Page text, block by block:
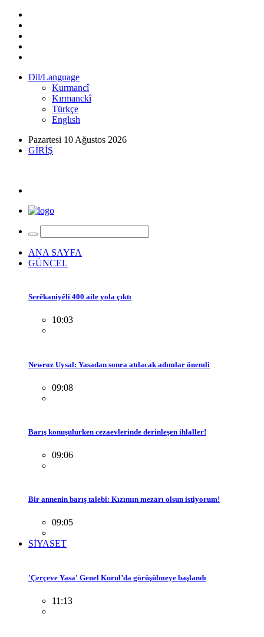
Dil/Language
Kurmancî
Kırmanckî
Türkçe
Englısh
Pazartesi 10 Ağustos 2026
GİRİŞ
ANA SAYFA
GÜNCEL
Serêkaniyêli 400 aile yola çıktı
10:03
Newroz Uysal: Yasadan sonra atılacak adımlar önemli
09:08
Barış konuşulurken cezaevlerinde derinleşen ihlaller!
09:06
Bir annenin barış talebi: Kızımın mezarı olsun istiyorum!
09:05
SİYASET
'Çerçeve Yasa' Genel Kurul’da görüşülmeye başlandı
11:13